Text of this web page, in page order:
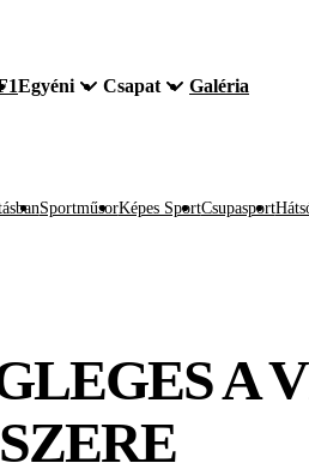
Egyéni Csapat Galéria
SportműsorKépes SportCsupasport
A